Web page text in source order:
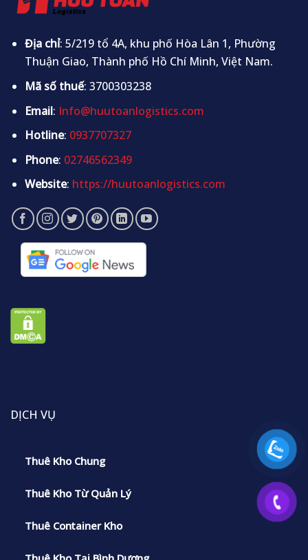
Địa chỉ: 5/219 tổ 4A, khu phố Hòa Lân 1, Phường
Thuận Giao, Thành phố Hồ Chí Minh, Việt Nam.
Mã số thuế: 3700303238
Email: Info@huutoanlogistics.com
Hotline: 0937707327
Phone: 02746562349
Website: https://huutoanlogistics.com
DỊCH VỤ
Thuê Kho Chung
Thuê Kho Từ Quản Lý
Thuê Container Kho